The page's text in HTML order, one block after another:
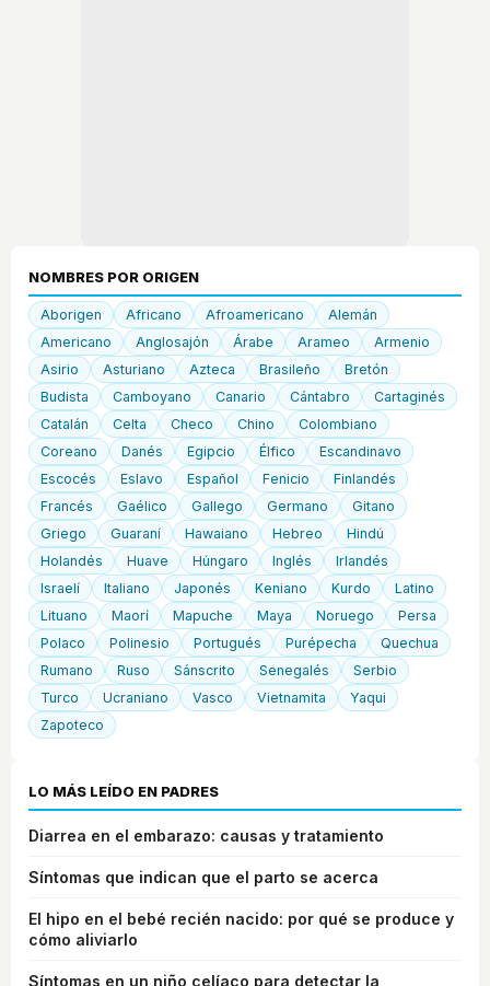
NOMBRES POR ORIGEN
Aborigen Africano Afroamericano
Alemán
Americano
Anglosajón Árabe Arameo
Armenio
Asirio
Asturiano Azteca Brasileño
Bretón
Budista
Camboyano Canario Cántabro
Cartaginés
Catalán
Celta Checo Chino
Colombiano
Coreano
Danés Egipcio Élfico
Escandinavo
Escocés
Eslavo Español Fenicio
Finlandés
Francés
Gaélico Gallego Germano
Gitano
Griego
Guaraní Hawaiano Hebreo
Hindú
Holandés
Huave Húngaro Inglés
Irlandés
Israelí
Italiano Japonés Keniano Kurdo
Latino
Lituano
Maorí Mapuche Maya Noruego
Persa
Polaco
Polinesio Portugués Purépecha
Quechua
Rumano
Ruso Sánscrito Senegalés
Serbio
Turco
Ucraniano Vasco Vietnamita
Yaqui
Zapoteco
LO MÁS LEÍDO EN PADRES
Diarrea en el embarazo: causas y tratamiento
Síntomas que indican que el parto se acerca
El hipo en el bebé recién nacido: por qué se produce y
cómo aliviarlo
Síntomas en un niño celíaco para detectar la